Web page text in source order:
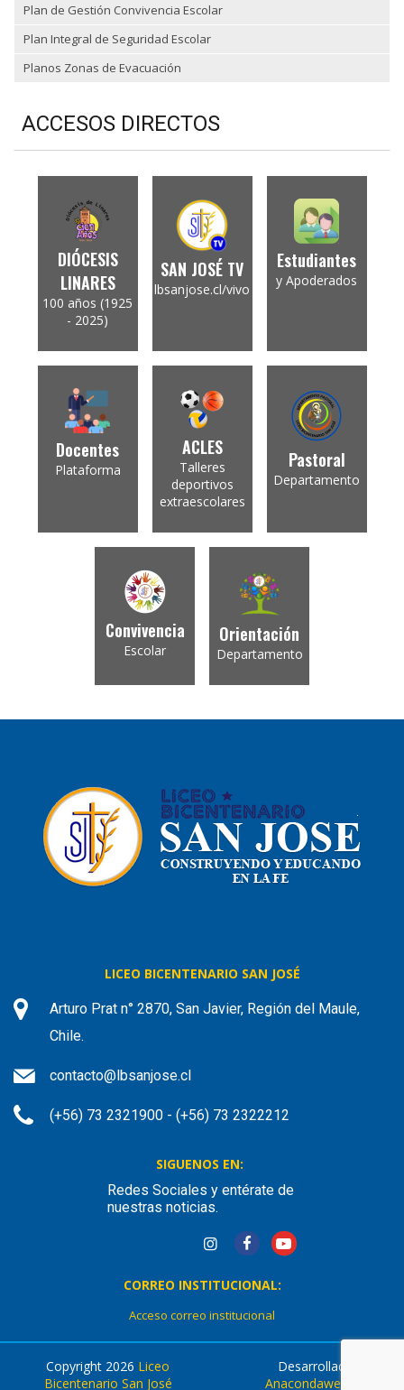
Plan de Gestión Convivencia Escolar
Plan Integral de Seguridad Escolar
Planos Zonas de Evacuación
ACCESOS DIRECTOS
DIÓCESIS
LINARES
100 años (1925
- 2025)
SAN JOSÉ TV
lbsanjose.cl/vivo
Estudiantes
y Apoderados
Docentes
Plataforma
ACLES
Talleres
deportivos
extraescolares
Pastoral
Departamento
Convivencia
Escolar
Orientación
Departamento
LICEO BICENTENARIO SAN JOSÉ
Arturo Prat n° 2870, San Javier, Región del Maule,
Chile.
contacto@lbsanjose.cl
(+56) 73 2321900 - (+56) 73 2322212
SIGUENOS EN:
Redes Sociales y entérate de
nuestras noticias.
CORREO INSTITUCIONAL:
Acceso correo institucional
Copyright 2026 Liceo
Bicentenario San José
Desarrollado por
Anacondaweb.com